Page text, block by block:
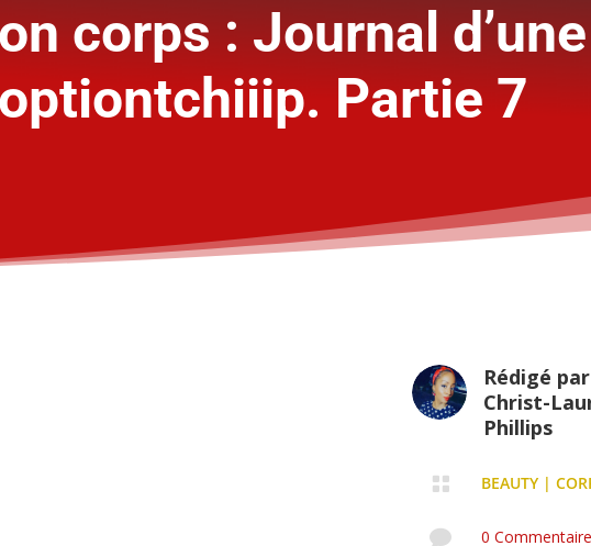
corps : Journal
Partie 7
Rédigé par
Christ-
Phillips
 BEAUTY|
 0